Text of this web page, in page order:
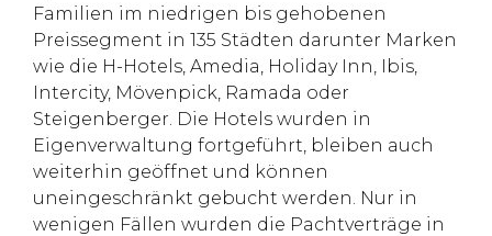
Familien im niedrigen bis gehobenen
Preissegment in 135 Städten darunter Marken
wie die H-Hotels, Amedia, Holiday Inn, Ibis,
Intercity, Mövenpick, Ramada oder
Steigenberger. Die Hotels wurden in
Eigenverwaltung fortgeführt, bleiben auch
weiterhin geöffnet und können
uneingeschränkt gebucht werden. Nur in
wenigen Fällen wurden die Pachtverträge in